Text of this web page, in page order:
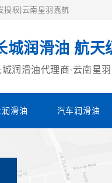
授权|云南星羽嘉航
城润滑油 航天
城润滑油代理商·云南星
润滑油 汽车润滑油